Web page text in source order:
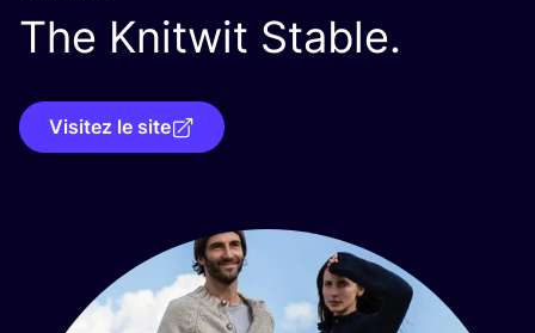
The Knitwit Stable.
Visitez le site